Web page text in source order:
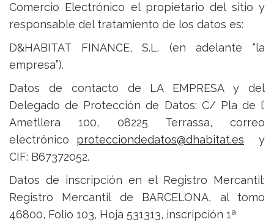
Comercio Electrónico el propietario del sitio y
responsable del tratamiento de los datos es:
D&HABITAT FINANCE, S.L. (en adelante “la
empresa”).
Datos de contacto de LA EMPRESA y del
Delegado de Protección de Datos: C/ Pla de l’
Ametllera 100, 08225 Terrassa, correo
electrónico protecciondedatos@dhabitat.es y
CIF: B67372052.
Datos de inscripción en el Registro Mercantil:
Registro Mercantil de BARCELONA, al tomo
46800, Folio 103, Hoja 531313, inscripción 1ª